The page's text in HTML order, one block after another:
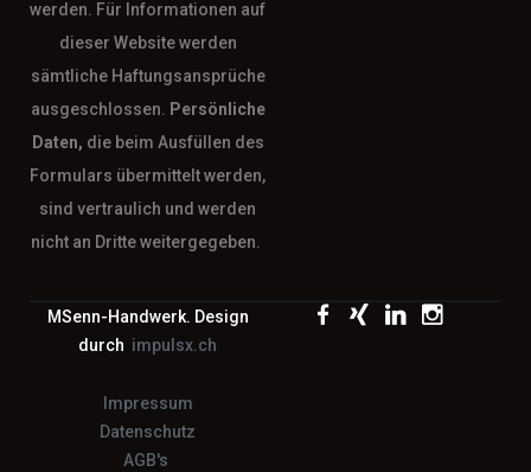
werden. Für Informationen auf
dieser Website werden
sämtliche Haftungsansprüche
ausgeschlossen. Persönliche
Daten, die beim Ausfüllen des
Formulars übermittelt werden,
sind vertraulich und werden
nicht an Dritte weitergegeben.
MSenn-Handwerk. Design
durch impulsx.ch
Impressum
Datenschutz
AGB's